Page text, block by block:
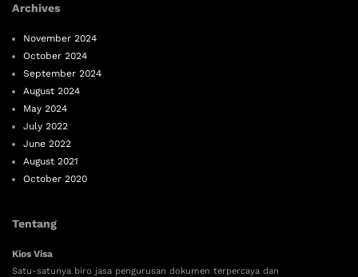
Archives
November 2024
October 2024
September 2024
August 2024
May 2024
July 2022
June 2022
August 2021
October 2020
Tentang
Kios Visa
Satu-satunya biro jasa pengurusan dokumen terpercaya dan